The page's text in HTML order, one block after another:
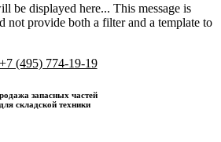
be displayed here... This message is
not provide both a filter and a template to
+7 (495) 774-19-19
запасных частей
для складской техники